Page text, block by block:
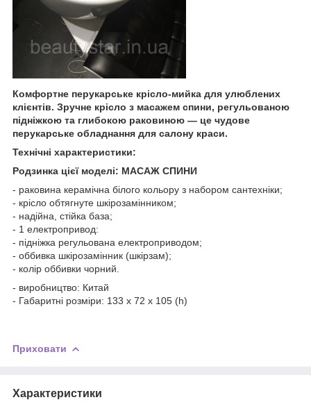
Комфортне перукарське крісло-мийка для улюблених
клієнтів. Зручне крісло з масажем спини, регульованою
підніжкою та глибокою раковиною — це чудове
перукарське обладнання для салону краси.
Технічні характеристики:
Родзинка цієї моделі: МАСАЖ СПИНИ
- раковина керамічна білого кольору з набором сантехніки;
- крісло обтягнуте шкірозамінником;
- надійна, стійка база;
- 1 електропривод:
- підніжка регульована електроприводом;
- оббивка шкірозамінник (шкірзам);
- колір оббивки чорний.
- виробництво: Китай
- Габаритні розміри: 133 х 72 х 105 (h)
Приховати
Характеристики